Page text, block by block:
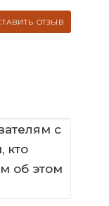
ОТЗЫВ
с
кто
об этом